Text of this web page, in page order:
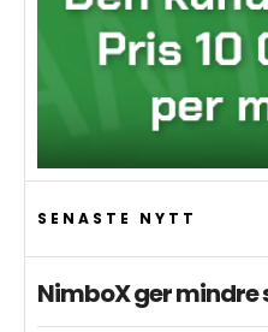
SENASTE NYTT
NimboX ger mindre